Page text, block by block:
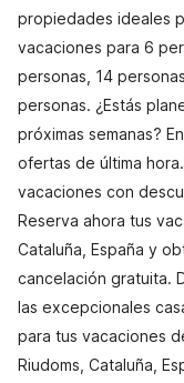
propiedades ideales
vacaciones para 6
personas, 14
personas. ¿Estás
próximas semanas?
ofertas de última
vacaciones con
Reserva ahora tus
Cataluña, España y
cancelación gratuita.
las excepcionales
para tus vacaciones
Riudoms, Cataluña,